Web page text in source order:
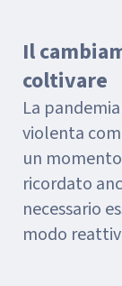
Il
coltivare
La
violenta
un
ricordato
necessario
modo